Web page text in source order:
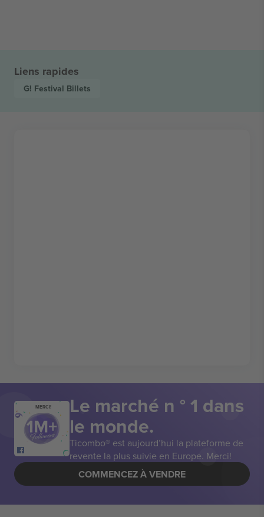
Liens rapides
G! Festival Billets
MERCI! Le marché n ° 1 dans
le monde.
Ticombo® est aujourd’hui la plateforme de
revente la plus suivie en Europe. Merci!
COMMENCEZ À VENDRE